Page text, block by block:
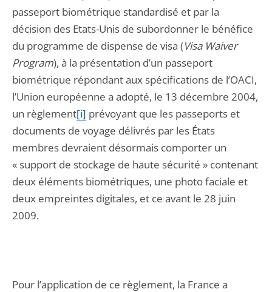
passeport biométrique standardisé et par la
décision des Etats-Unis de subordonner le bénéfice
du programme de dispense de visa (Visa Waiver
Program), à la présentation d’un passeport
biométrique répondant aux spécifications de l’OACI,
l’Union européenne a adopté, le 13 décembre 2004,
un règlement[i] prévoyant que les passeports et
documents de voyage délivrés par les États
membres devraient désormais comporter un
« support de stockage de haute sécurité » contenant
deux éléments biométriques, une photo faciale et
deux empreintes digitales, et ce avant le 28 juin
2009.
Pour l’application de ce règlement, la France a